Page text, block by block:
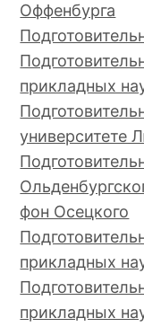
Оффенбурга
прикладных
университете
фон Осецкого
прикладных
прикладных